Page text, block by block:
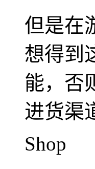
但是在
想得到
能，否
进货渠
Shop